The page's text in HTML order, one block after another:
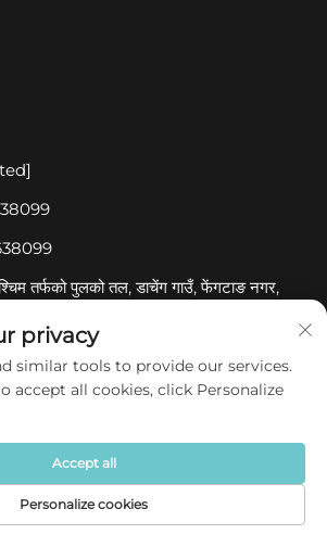
तर्फको पुलको तल, डाचेंग गाउँ, फेंगटाङ नगर,
लिनुहोस्
उत्पादन बारेमा संपर्क
privacy
similar tools to provide our services.
accept all cookies, click Personalize
Personalize cookies
Accept all